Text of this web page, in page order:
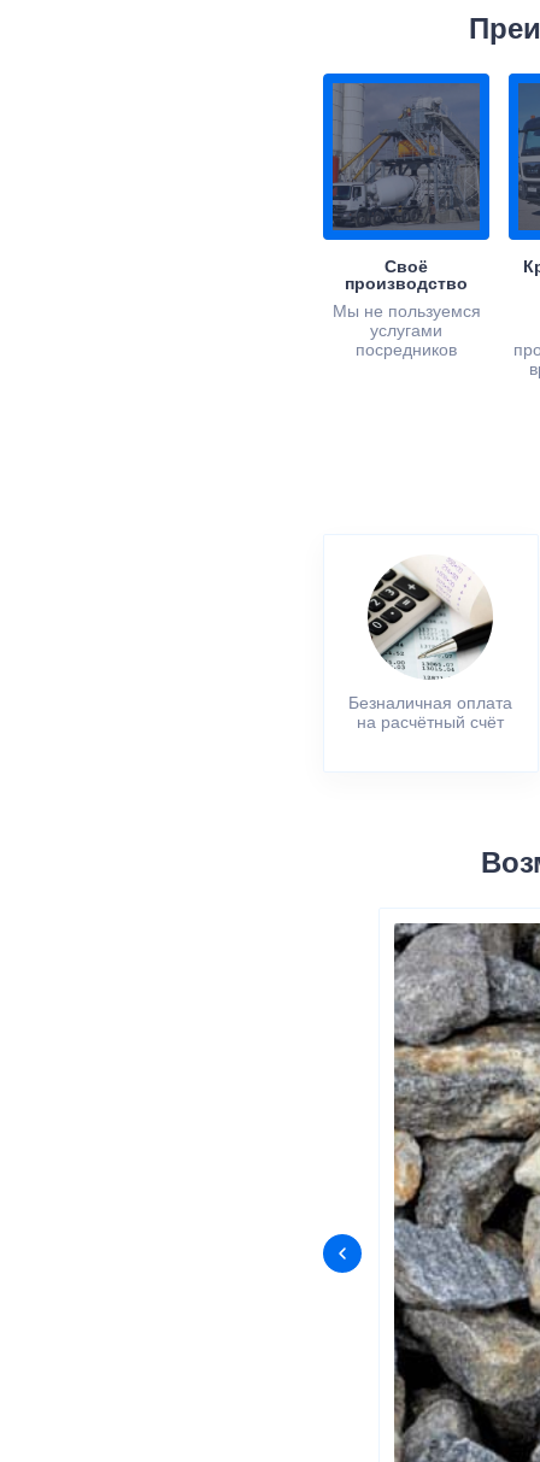
Своё
производство
Мы не пользуемся
услугами
посредников
Безналичная оплата
на расчётный счёт